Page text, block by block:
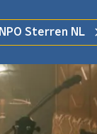
NPO Sterren NL